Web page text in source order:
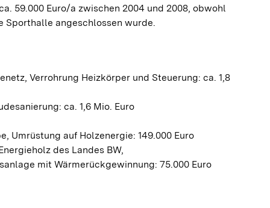
59.000 Euro/a zwischen 2004 und 2008, obwohl
Sporthalle angeschlossen wurde.
Verrohrung Heizkörper und Steuerung: ca. 1,8
ca. 1,6 Mio. Euro
Umrüstung auf Holzenergie: 149.000 Euro
des Landes BW,
mit Wärmerückgewinnung: 75.000 Euro